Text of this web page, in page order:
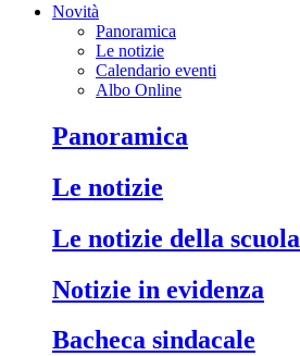
Novità
Panoramica
Le notizie
Calendario eventi
Albo Online
Panoramica
Le notizie
Le notizie della scuola
Notizie in evidenza
Bacheca sindacale